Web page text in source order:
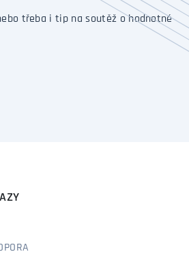
třeba i tip na soutěž o hodnotné